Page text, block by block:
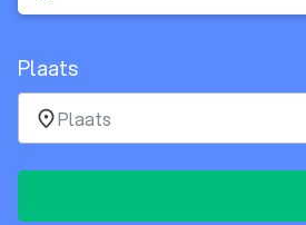
Plaats
place